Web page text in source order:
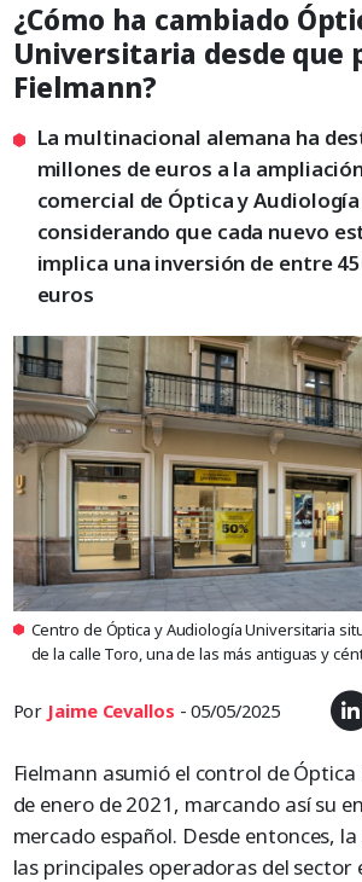
¿Cómo ha cambiado
Universitaria desde que
Fielmann?
La multinacional alemana ha
millones de euros a la
comercial de Óptica y
considerando que cada nuevo
implica una inversión de entre
euros
Centro de Óptica y Audiología Universitaria
de la calle Toro, una de las más antiguas y
Por Jaime Cevallos - 05/05/2025
Fielmann asumió el control de
de enero de 2021, marcando así su
mercado español. Desde entonces,
las principales operadoras del sector